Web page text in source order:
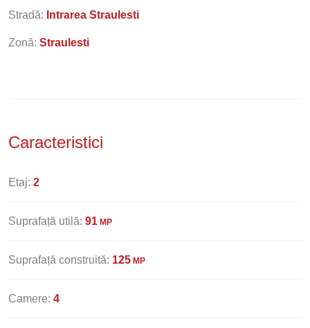
Stradă: Intrarea Straulesti
Zonă: Straulesti
Caracteristici
Etaj: 2
Suprafață utilă: 91 MP
Suprafață construită: 125 MP
Camere: 4